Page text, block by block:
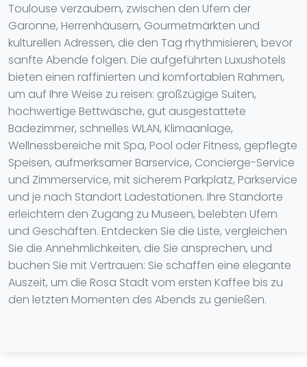
Toulouse verzaubern, zwischen den Ufern der
Garonne, Herrenhäusern, Gourmetmärkten und
kulturellen Adressen, die den Tag rhythmisieren, bevor
sanfte Abende folgen. Die aufgeführten Luxushotels
bieten einen raffinierten und komfortablen Rahmen,
um auf Ihre Weise zu reisen: großzügige Suiten,
hochwertige Bettwäsche, gut ausgestattete
Badezimmer, schnelles WLAN, Klimaanlage,
Wellnessbereiche mit Spa, Pool oder Fitness, gepflegte
Speisen, aufmerksamer Barservice, Concierge-Service
und Zimmerservice, mit sicherem Parkplatz, Parkservice
und je nach Standort Ladestationen. Ihre Standorte
erleichtern den Zugang zu Museen, belebten Ufern
und Geschäften. Entdecken Sie die Liste, vergleichen
Sie die Annehmlichkeiten, die Sie ansprechen, und
buchen Sie mit Vertrauen: Sie schaffen eine elegante
Auszeit, um die Rosa Stadt vom ersten Kaffee bis zu
den letzten Momenten des Abends zu genießen.